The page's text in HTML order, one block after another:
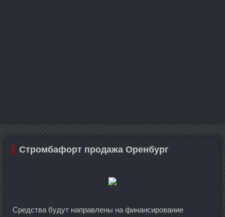
Стромбафорт продажа Оренбург
Средства будут направлены на финансирование